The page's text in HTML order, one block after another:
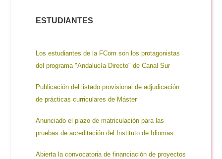
ESTUDIANTES
Los estudiantes de la FCom son los protagonistas
del programa "Andalucía Directo" de Canal Sur
Publicación del listado provisional de adjudicación
de prácticas curriculares de Máster
Anunciado el plazo de matriculación para las
pruebas de acreditación del Instituto de Idiomas
Abierta la convocatoria de financiación de proyectos